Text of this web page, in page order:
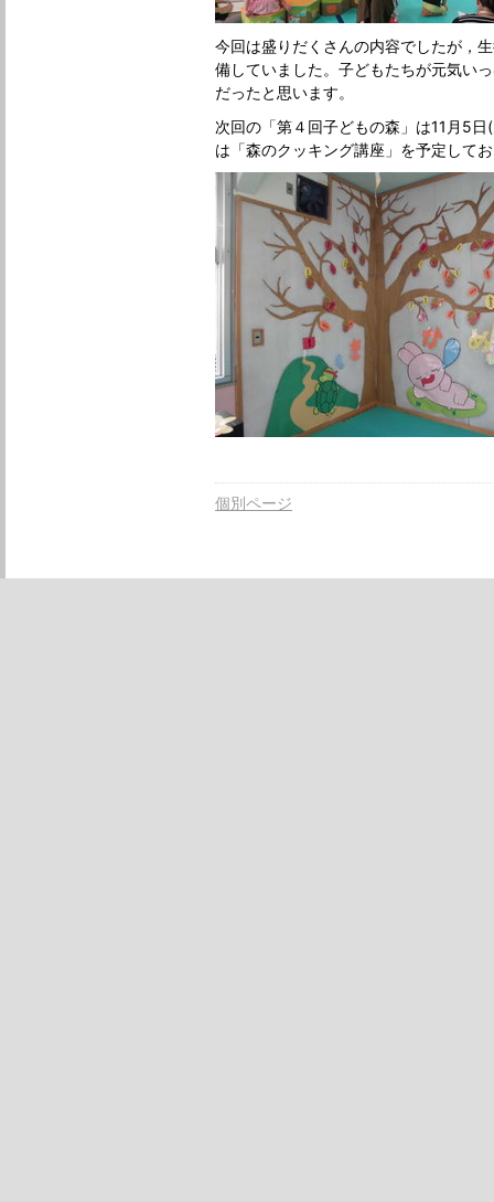
今回は盛りだくさんの内容でしたが，
備していました。子どもたちが元気い
だったと思います。
次回の「第４回子どもの森」は11月5
は「森のクッキング講座」を予定して
個別ページ